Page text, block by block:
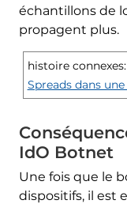
échantillons de
propagent plus.
histoire connexes:
Spreads dans
IdO Botnet
Une fois que le
dispositifs, il est